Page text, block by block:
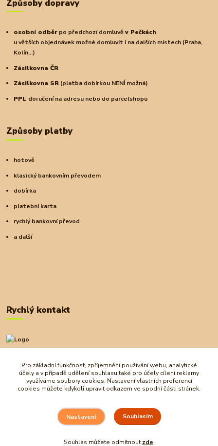
Způsoby dopravy
osobní odběr po předchozí domluvěv Pečkách
u větších objednávek možné domluvit i na dalších místech (Praha,
Kolín...)
Zásilkovna ČR
Zásilkovna SR (platba dobírkou NENÍ možná)
PPL doručení na adresu nebo do parcelshopu
Způsoby platby
hotově
klasický bankovním převodem
dobírka
platební karta
rychlý bankovní převod
a další
Rychlý kontakt
+420 727 972 830
obchod@ostrovherahlavolamu.cz
Pro základní funkčnost, zpříjemnění používání webu, analytické
účely a v případě udělení souhlasu také pro účely cílení reklamy
využíváme soubory cookies. Nastavení vlastních preferencí
cookies můžete kdykoli upravit odkazem ve spodní části stránek.
Nastavení Souhlasím
Souhlas můžete odmítnout zde.